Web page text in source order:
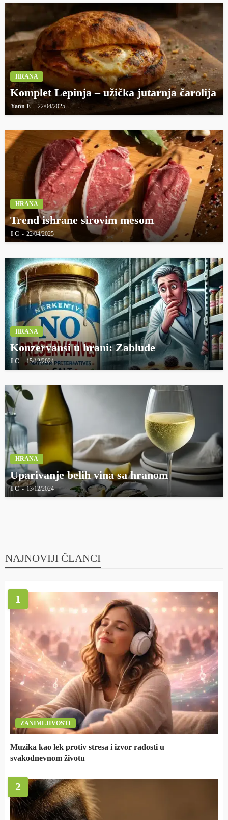
HRANA
Komplet Lepinja – užička jutarnja čarolija
Yann E 22/04/2025
HRANA
Trend ishrane sirovim mesom
I C 22/04/2025
HRANA
Konzervansi u hrani: Zablude
I C 15/12/2024
HRANA
Uparivanje belih vina sa hranom
I C 13/12/2024
NAJNOVIJI ČLANCI
1
ZANIMLJIVOSTI
Muzika kao lek protiv stresa i izvor radosti u
svakodnevnom životu
2